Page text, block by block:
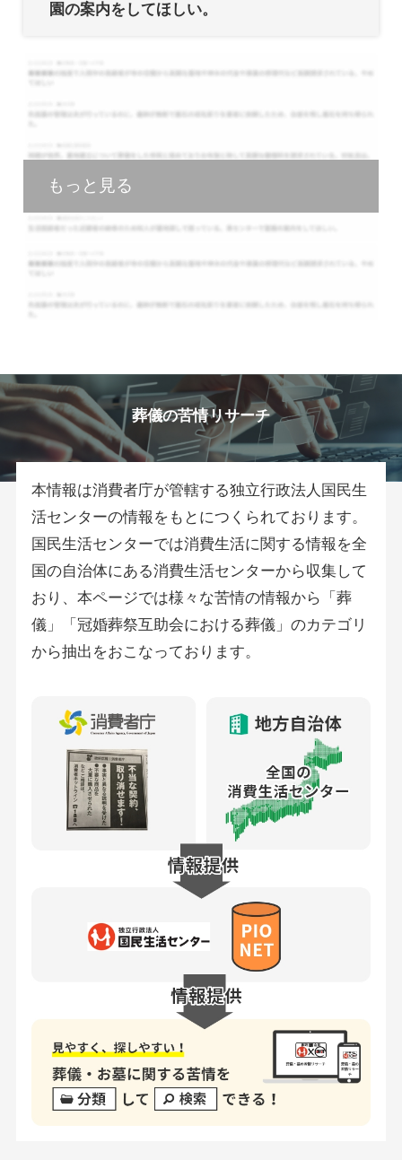
園の案内をしてほしい。
もっと見る
葬儀の苦情リサーチ
本情報は消費者庁が管轄する独立行政法人国民生
活センターの情報をもとにつくられております。
国民生活センターでは消費生活に関する情報を全
国の自治体にある消費生活センターから収集して
おり、本ページでは様々な苦情の情報から「葬
儀」「冠婚葬祭互助会における葬儀」のカテゴリ
から抽出をおこなっております。